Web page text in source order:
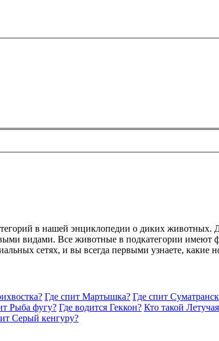
в нашей энциклопедии о диких животных.
видами. Все животные в подкатегории имеют
сетях, и вы всегда первыми узнаете,
Где спит Мартышка? Где спит
Рыба фугу? Где водится Геккон? Кто такой
Серый кенгуру?